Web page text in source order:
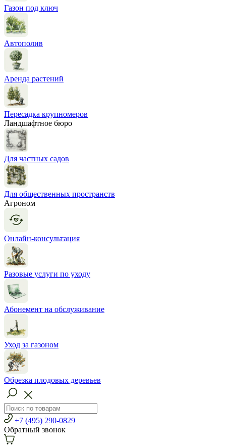
Газон под ключ
Автополив
Аренда растений
Пересадка крупномеров
Ландшафтное бюро
Для частных садов
Для общественных пространств
Агроном
Онлайн-консультация
Разовые услуги по уходу
Абонемент на обслуживание
Уход за газоном
Обрезка плодовых деревьев
+7 (495) 290-0829
Обратный звонок